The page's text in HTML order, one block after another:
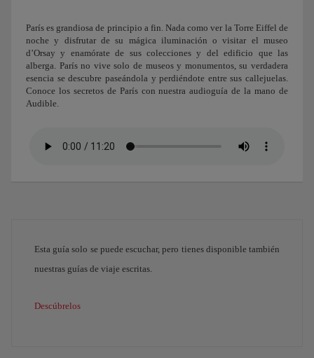
París es grandiosa de principio a fin. Nada como ver la Torre Eiffel de
noche y disfrutar de su mágica iluminación o visitar el museo
d’Orsay y enamórate de sus colecciones y del edificio que las
alberga. París no vive solo de museos y monumentos, su verdadera
esencia se descubre paseándola y perdiéndote entre sus callejuelas.
Conoce los secretos de París con nuestra audioguía de la mano de
Audible.
Esta guía solo se puede escuchar, pero tienes disponible también
nuestras guías de viaje escritas.
Descúbrelos